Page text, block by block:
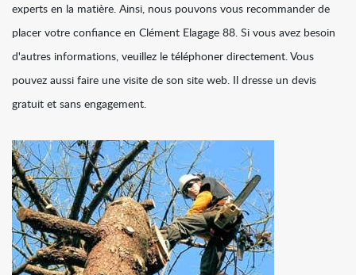
experts en la matière. Ainsi, nous pouvons vous recommander de
placer votre confiance en Clément Elagage 88. Si vous avez besoin
d'autres informations, veuillez le téléphoner directement. Vous
pouvez aussi faire une visite de son site web. Il dresse un devis
gratuit et sans engagement.